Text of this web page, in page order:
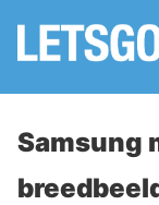
Samsung